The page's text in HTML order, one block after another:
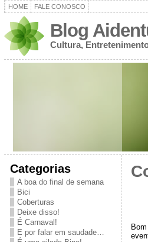
HOME FALE CONOSCO
Blog
Cultura,
Categorias
A boa do final de semana
Bici
Coberturas
Deixe disso!
É Carnaval!
E por falar em saudade…